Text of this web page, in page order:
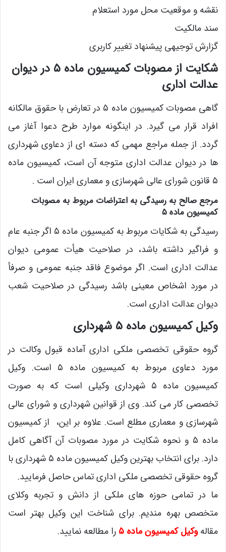
نقشه و موقعیت محل مورد استعلام
سند مالکیت
گزارش توجیهی پیشنهاد تغییر کاربری
شکایت از مصوبات کمیسیون ماده ۵ در دیوان
عدالت اداری
گاهی مصوبات کمیسیون ماده ۵ در تعارض با حقوق مالکانه
افراد قرار می گیرد. در اینگونه موارد طرح دعوا آغاز می
گردد. از جمله مراجع مهمی که دسته ای از دعاوی شهرداری
ها در دیوان عدالت اداری متوجه آن است، کمیسیون ماده
۵ قانون شورای عالی شهرسازی و معماری ایران است .
مرجع صالح به رسیدگی به اعتراضات مربوط به مصوبات
کمیسیون ماده ۵
رسیدگی به شکایات مربوط به کمیسیون ماده ۵ اگر جنبه عام
و فراگیر داشته باشد، در صلاحیت هیأت عمومی دیوان
عدالت اداری است. اگر موضوع فاقد جنبه عمومی و صرفأ
در مورد اشخاص معینی باشد رسیدگی در صلاحیت شعب
دیوان عدالت اداری است.
وکیل کمیسیون ماده ۵ شهرداری
گروه حقوقی تخصصی ملکی اداری آماده قبول وکالت در
مورد دعاوی مربوط به کمیسیون ماده ۵ است. وکیل
کمیسیون ماده ۵ شهرداری وکیلی است که به صورت
تخصصی کار می کند. وی از قوانین شهرداری و شورای عالی
شهرسازی و معماری مطلع است. علاوه بر این، از کمیسیون
ماده ۵ و نحوه شکایت در مورد مصوبات آن آگاهی کامل
دارد. برای انتخاب بهترین وکیل کمیسیون ماده ۵ شهرداری با
گروه حقوقی تخصصی ملکی اداری تماس حاصل فرمایید.
ما در تمامی حوزه های ملکی از دانش و تجربه وکلای
متخصص بهره مندیم. برای شناخت این وکیل بهتر است
مقالهوکیل کمیسیون ماده ۵ را مطالعه نمایید.